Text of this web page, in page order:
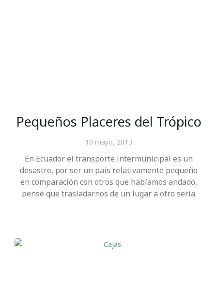
Pequeños Placeres del Trópico
10 mayo, 2013
En Ecuador el transporte intermunicipal es un
desastre, por ser un país relativamente pequeño
en comparación con otros que habíamos andado,
pensé que trasladarnos de un lugar a otro sería